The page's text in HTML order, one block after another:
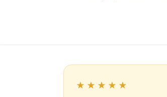
★★★★★